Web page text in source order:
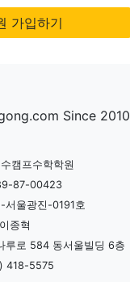
가입하기
Since 2010
캠프수학학원
87-00423
서울광진-0191호
종혁
루로 584 동서울빌딩 6층
418-5575